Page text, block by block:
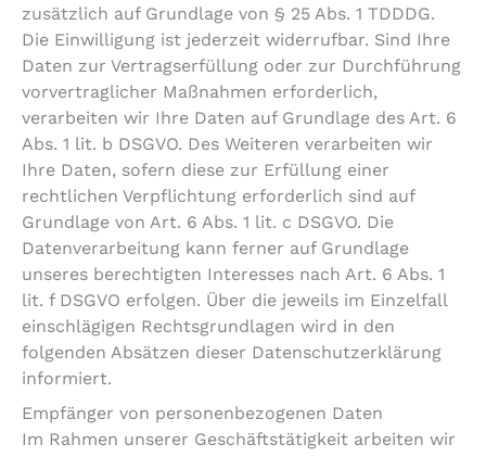
zusätzlich auf Grundlage von § 25 Abs. 1 TDDDG.
Die Einwilligung ist jederzeit widerrufbar. Sind Ihre
Daten zur Vertragserfüllung oder zur Durchführung
vorvertraglicher Maßnahmen erforderlich,
verarbeiten wir Ihre Daten auf Grundlage des Art. 6
Abs. 1 lit. b DSGVO. Des Weiteren verarbeiten wir
Ihre Daten, sofern diese zur Erfüllung einer
rechtlichen Verpflichtung erforderlich sind auf
Grundlage von Art. 6 Abs. 1 lit. c DSGVO. Die
Datenverarbeitung kann ferner auf Grundlage
unseres berechtigten Interesses nach Art. 6 Abs. 1
lit. f DSGVO erfolgen. Über die jeweils im Einzelfall
einschlägigen Rechtsgrundlagen wird in den
folgenden Absätzen dieser Datenschutzerklärung
informiert.
Empfänger von personenbezogenen Daten
Im Rahmen unserer Geschäftstätigkeit arbeiten wir